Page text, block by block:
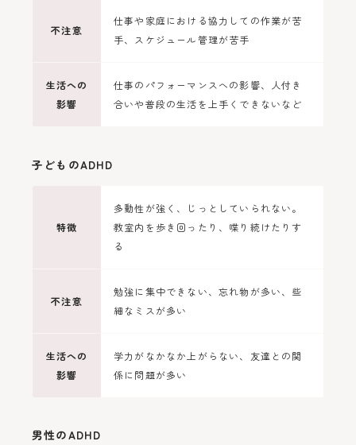
不注意
仕事や家庭における協力しての作業が苦
手、スケジュール管理が苦手
生活への
影響
仕事のパフォーマンスへの影響、人付き
合いや普段の生活を上手くできないなど
子どものADHD
特徴
多動性が強く、じっとしていられない。
教室内を歩き回ったり、喋り続けたりす
る
不注意
勉強に集中できない、忘れ物が多い、些
細なミスが多い
生活への
影響
学力がなかなか上がらない、友達との関
係に問題が多い
男性のADHD